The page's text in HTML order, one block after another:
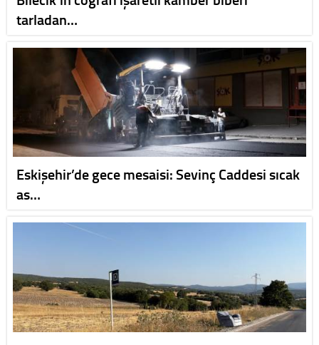
tarladan…
Eskişehir’de gece mesaisi: Sevinç Caddesi sıcak
as…